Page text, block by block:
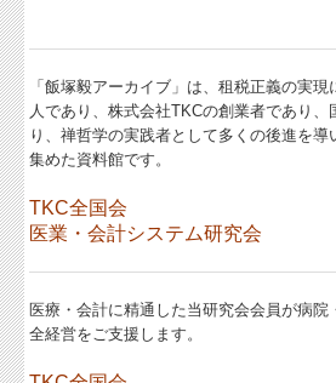
「飯塚毅アーカイブ」は、租税正義の実
人であり、株式会社TKCの創業者であり、
り、禅哲学の実践者として多くの後進を導
集めた資料館です。
TKC全国会
医業・会計システム研究会
医療・会計に精通した当研究会会員が病院
全経営をご支援します。